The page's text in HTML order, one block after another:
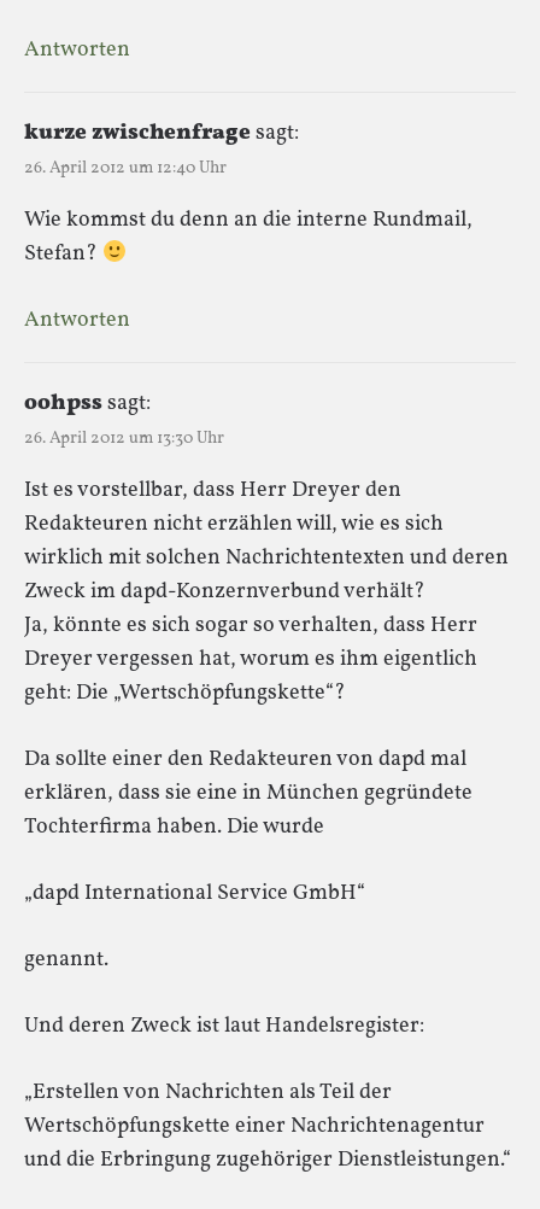
Antworten
kurze zwischenfragesagt:
26. April 2012 um 12:40 Uhr
Wie kommst du denn an die interne Rundmail,
Stefan?
Antworten
oohpsssagt:
26. April 2012 um 13:30 Uhr
Ist es vorstellbar, dass Herr Dreyer den
Redakteuren nicht erzählen will, wie es sich
wirklich mit solchen Nachrichtentexten und deren
Zweck im dapd-Konzernverbund verhält?
Ja, könnte es sich sogar so verhalten, dass Herr
Dreyer vergessen hat, worum es ihm eigentlich
geht: Die „Wertschöpfungskette“?
Da sollte einer den Redakteuren von dapd mal
erklären, dass sie eine in München gegründete
Tochterfirma haben. Die wurde
„dapd International Service GmbH“
genannt.
Und deren Zweck ist laut Handelsregister:
„Erstellen von Nachrichten als Teil der
Wertschöpfungskette einer Nachrichtenagentur
und die Erbringung zugehöriger Dienstleistungen.“